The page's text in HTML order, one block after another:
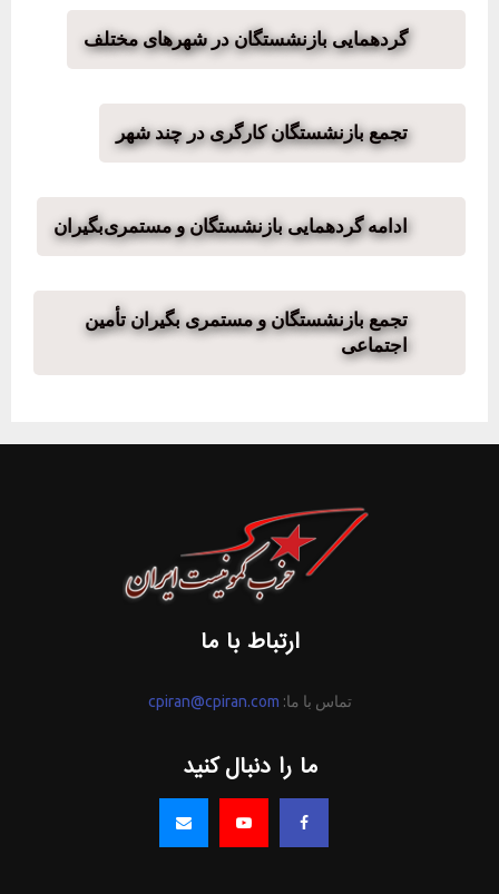
گردهمایی بازنشستگان در شهرهای مختلف
تجمع بازنشستگان کارگری در چند شهر
ادامه گردهمایی بازنشستگان و مستمری‌بگیران
تجمع بازنشستگان و مستمری بگیران تأمین
اجتماعی
ارتباط با ما
تماس با ما: cpiran@cpiran.com
ما را دنبال کنید